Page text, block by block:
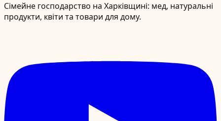
Сімейне господарство на Харківщині: мед, натуральні
продукти, квіти та товари для дому.